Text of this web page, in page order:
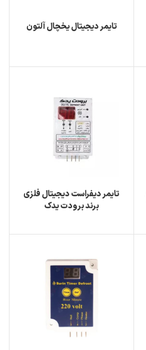
تایمر دیجیتال یخچال آلتون
تایمر دیفراست دیجیتال فلزی
برند برودت یدک